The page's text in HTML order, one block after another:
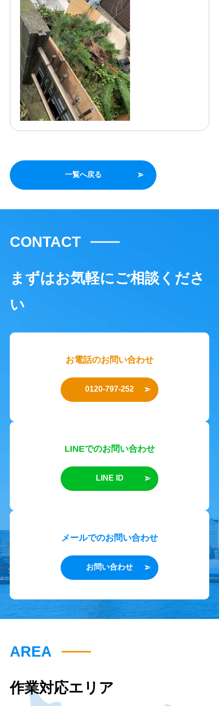
一覧へ戻る
CONTACT
まずはお気軽にご相談くださ
い
お電話のお問い合わせ
0120-797-252
LINEでのお問い合わせ
LINE ID
メールでのお問い合わせ
お問い合わせ
AREA
作業対応エリア